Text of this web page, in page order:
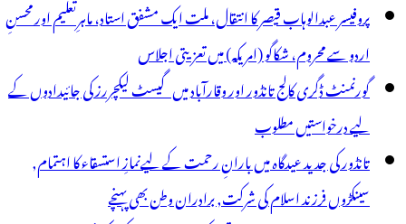
پروفیسر عبدالوہاب قیصر کا انتقال، ملت ایک مشفق استاد، ماہرِتعلیم اور محسنِ
اردو سے محروم، شکاگو (امریکہ) میں تعزیتی اجلاس
گورنمنٹ ڈگری کالج تانڈور اور وقارآباد میں گیسٹ لیکچررز کی جائیدادوں کے
لیے درخواستیں مطلوب
تانڈور کی جدید عیدگاہ میں بارانِ رحمت کے لیےنمازِ استسقاء کا اہتمام,
سینکڑوں فرزند اسلام کی شرکت, برادران وطن بھی پہنچے